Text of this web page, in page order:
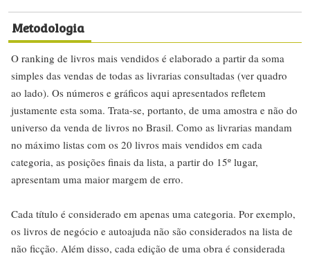
Metodologia
O ranking de livros mais vendidos é elaborado a partir da soma
simples das vendas de todas as livrarias consultadas (ver quadro
ao lado). Os números e gráficos aqui apresentados refletem
justamente esta soma. Trata-se, portanto, de uma amostra e não do
universo da venda de livros no Brasil. Como as livrarias mandam
no máximo listas com os 20 livros mais vendidos em cada
categoria, as posições finais da lista, a partir do 15º lugar,
apresentam uma maior margem de erro.
Cada título é considerado em apenas uma categoria. Por exemplo,
os livros de negócio e autoajuda não são considerados na lista de
não ficção. Além disso, cada edição de uma obra é considerada